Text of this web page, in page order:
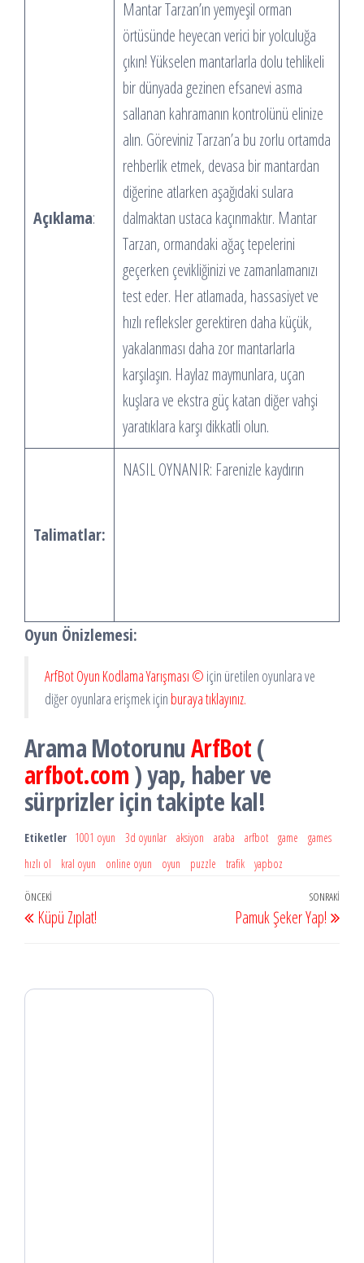
Açıklama:
Mantar Tarzan’ın yemyeşil orman
örtüsünde heyecan verici bir yolculuğa
çıkın! Yükselen mantarlarla dolu tehlikeli
bir dünyada gezinen efsanevi asma
sallanan kahramanın kontrolünü elinize
alın. Göreviniz Tarzan’a bu zorlu ortamda
rehberlik etmek, devasa bir mantardan
diğerine atlarken aşağıdaki sulara
dalmaktan ustaca kaçınmaktır. Mantar
Tarzan, ormandaki ağaç tepelerini
geçerken çevikliğinizi ve zamanlamanızı
test eder. Her atlamada, hassasiyet ve
hızlı refleksler gerektiren daha küçük,
yakalanması daha zor mantarlarla
karşılaşın. Haylaz maymunlara, uçan
kuşlara ve ekstra güç katan diğer vahşi
yaratıklara karşı dikkatli olun.
Talimatlar:
NASIL OYNANIR: Farenizle kaydırın
Oyun Önizlemesi:
ArfBot Oyun Kodlama Yarışması © için üretilen oyunlara ve
diğer oyunlara erişmek için buraya tıklayınız.
Arama MotorunuArfBot(
arfbot.com) yap, haber ve
sürprizler için takipte kal!
Etiketler 1001 oyun 3d oyunlar aksiyon araba arfbot game
games
hızlı ol
kral oyun online oyun oyun puzzle trafik yapboz
Yazı
dolaşımı
Önceki
Yazı
ÖNCEKI
Küpü Zıplat!
Yazı
SONRAKI
Pamuk Şeker Yap!